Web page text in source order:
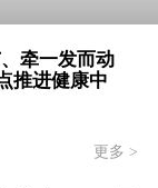
面的0]
牵一发而动
推进健康中
更多 >